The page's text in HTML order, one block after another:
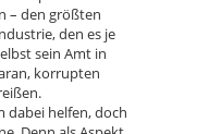
– den größten
den es je
sein Amt in
korrupten
dabei helfen, doch